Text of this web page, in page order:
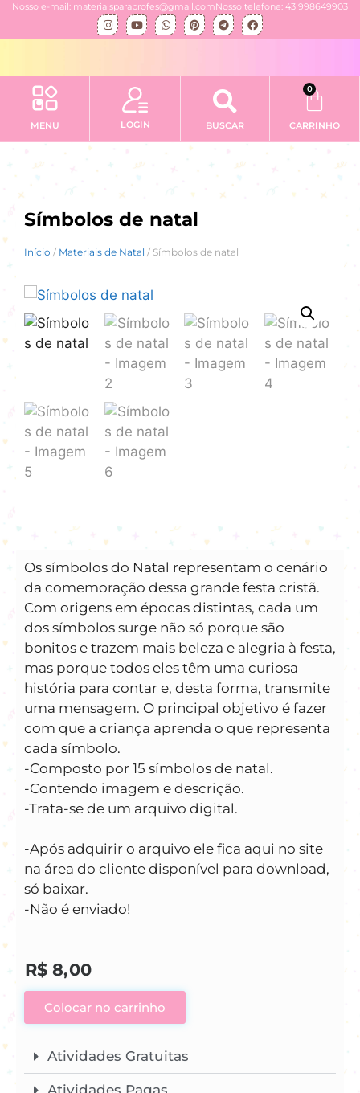
Nosso e-mail: materiaisparaprofes@gmail.comNosso telefone: 43 998649903
MENU LOGIN BUSCAR
0
CARRINHO
Símbolos de natal
Início / Materiais de Natal / Símbolos de natal
Os símbolos do Natal representam o cenário
da comemoração dessa grande festa cristã.
Com origens em épocas distintas, cada um
dos símbolos surge não só porque são
bonitos e trazem mais beleza e alegria à festa,
mas porque todos eles têm uma curiosa
história para contar e, desta forma, transmite
uma mensagem. O principal objetivo é fazer
com que a criança aprenda o que representa
cada símbolo.
-Composto por 15 símbolos de natal.
-Contendo imagem e descrição.
-Trata-se de um arquivo digital.
-Após adquirir o arquivo ele fica aqui no site
na área do cliente disponível para download,
só baixar.
-Não é enviado!
R$ 8,00
Colocar no carrinho
Atividades Gratuitas
Atividades Pagas